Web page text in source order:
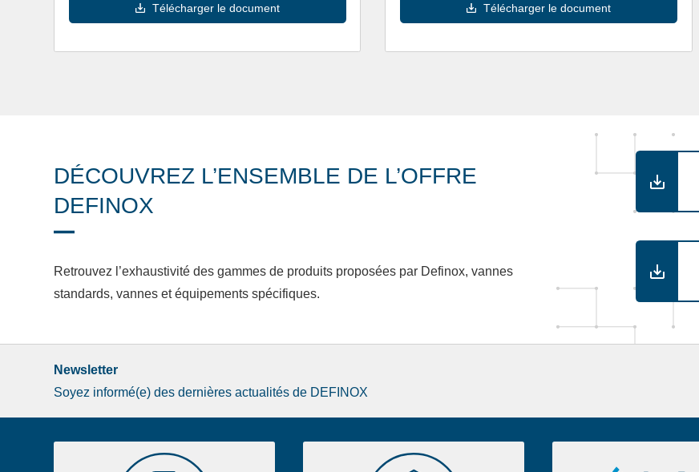
Télécharger le document Télécharger le document
DÉCOUVREZ L’ENSEMBLE DE L’OFFRE
DEFINOX
Retrouvez l’exhaustivité des gammes de produits proposées par Definox, vannes
standards, vannes et équipements spécifiques.
Newsletter
Soyez informé(e) des dernières actualités de DEFINOX
Documentation
Bibliothèque